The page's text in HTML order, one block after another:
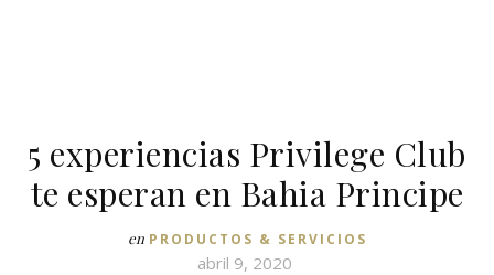
5 experiencias Privilege Club
te esperan en Bahia Principe
en PRODUCTOS & SERVICIOS
abril 9, 2020